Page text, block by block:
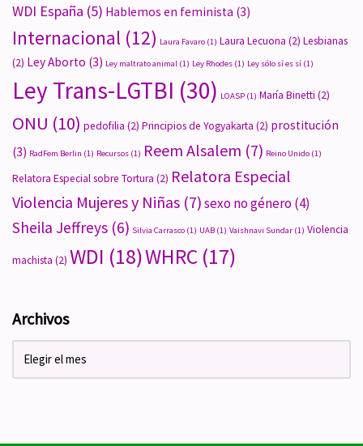
WDI España (5) Hablemos en feminista (3)
Internacional (12) Laura Favaro (1) Laura Lecuona (2) Lesbianas
(2) Ley Aborto (3) Ley maltrato animal (1) Ley Rhodes (1) Ley sólo sí es sí (1)
Ley Trans-LGTBI (30) LOASP (1) María Binetti (2)
ONU (10) pedofilia (2) Principios de Yogyakarta (2) prostitución
(3) RadFem Berlin (1) Recursos (1) Reem Alsalem (7) Reino Unido (1)
Relatora Especial sobre Tortura (2) Relatora Especial
Violencia Mujeres y Niñas (7)sexo no género(4)
Sheila Jeffreys (6) Silvia Carrasco (1) UAB (1) Vaishnavi Sundar (1) Violencia
machista (2) WDI (18)WHRC (17)
Archivos